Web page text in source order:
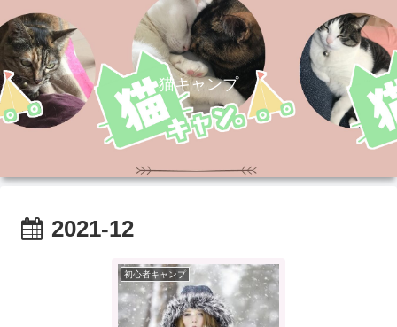
猫キャンプ
2021-12
初心者キャンプ